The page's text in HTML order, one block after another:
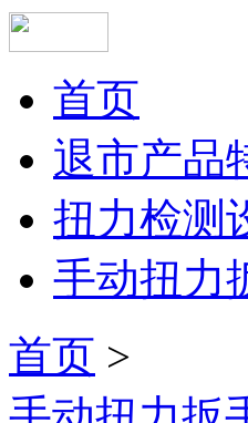
首页
退市产品
扭力检测
手动扭力
首页 >